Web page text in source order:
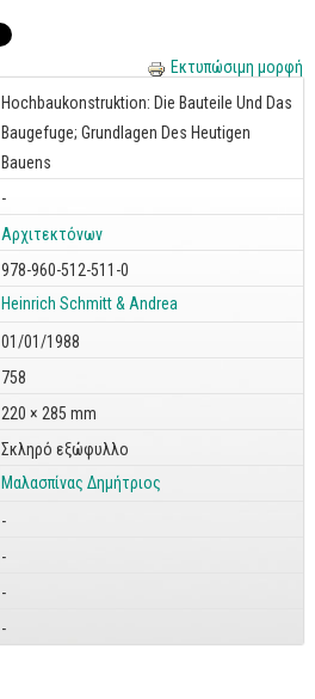
Εκτυπώσιμη μορφή
Hochbaukonstruktion: Die Bauteile Und Das
Baugefuge; Grundlagen Des Heutigen
Bauens
-
Αρχιτεκτόνων
978-960-512-511-0
Heinrich Schmitt & Andrea
01/01/1988
758
220 × 285 mm
Σκληρό εξώφυλλο
Μαλασπίνας Δημήτριος
-
-
-
-